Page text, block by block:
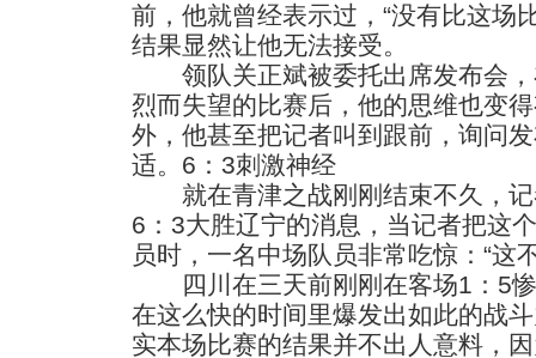
前，他就曾经表示过，“没有比这场
结果显然让他无法接受。
领队关正斌被委托出席发布会，
烈而失望的比赛后，他的思维也变
外，他甚至把记者叫到跟前，询问
适。6：3刺激神经
就在青津之战刚刚结束不久，记
6：3大胜辽宁的消息，当记者把这
员时，一名中场队员非常吃惊：“这
四川在三天前刚刚在客场1：5惨
在这么快的时间里爆发出如此的战
实本场比赛的结果并不出人意料，